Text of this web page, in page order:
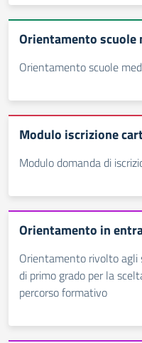
Orientamento scuole
Orientamento scuole
Modulo iscrizione
Modulo domanda di
Orientamento in
Orientamento rivolto agli
di primo grado per la
percorso formativo